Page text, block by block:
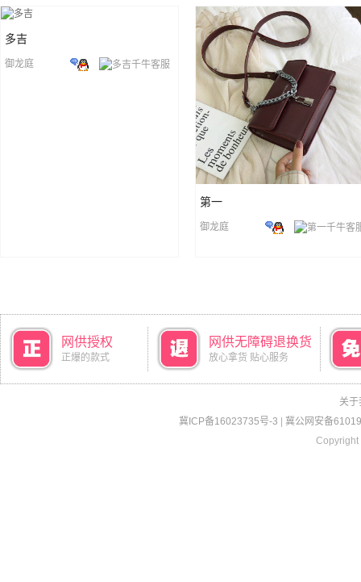
多吉
御龙庭
第一
御龙庭
网供授权
正爆的款式
网供无障碍退换货
放心拿货 贴心服务
关于
冀ICP备16023735号-3
冀公网安备